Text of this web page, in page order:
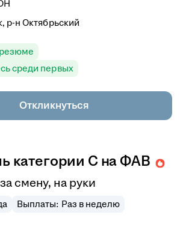
р-н Октябрьский
среди первых
Откликнуться
категории С на ФАВ
за смену, на руки
Выплаты: Раз в неделю